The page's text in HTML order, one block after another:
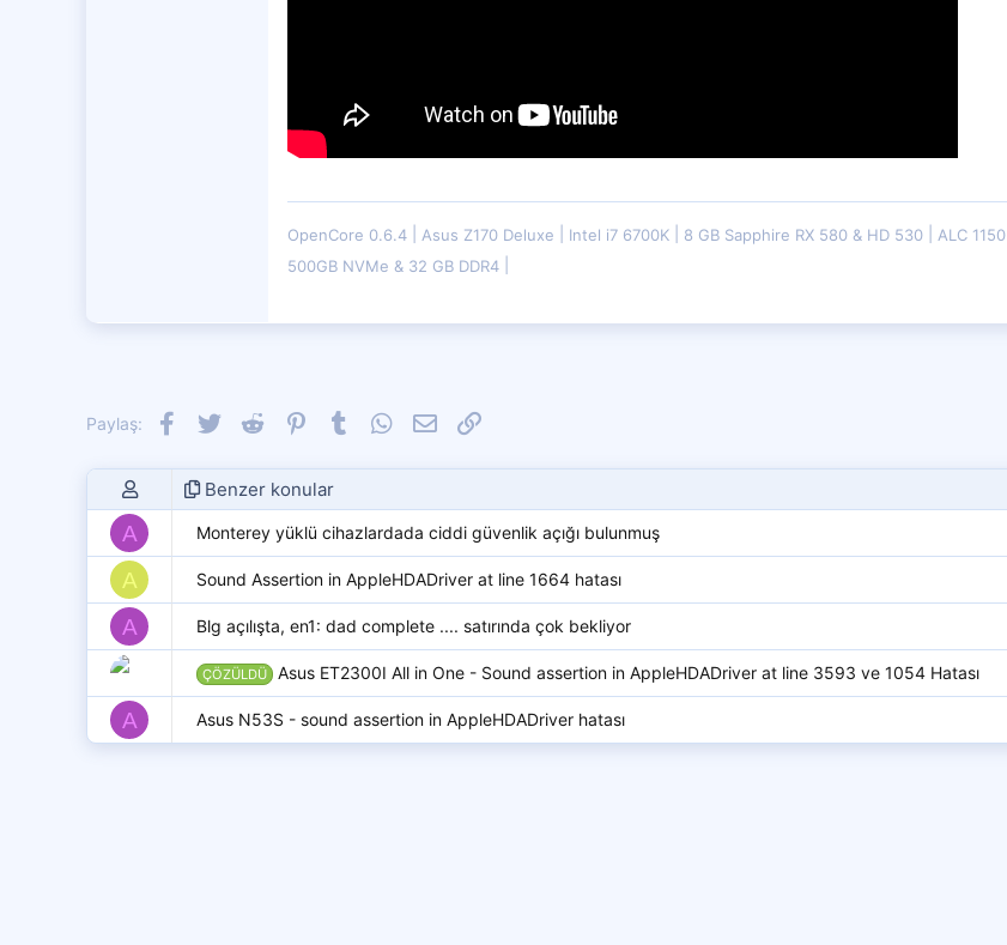
OpenCore 0.6.4 Asus Z170 Deluxe Intel i7 6700K 8 GB Sapphire RX 580 & HD 530 ALC 1150
500GB NVMe & 32 GB DDR4
Paylaş: Facebook
Twitter Reddit PinterestTumblr WhatsApp
E-postaLink
Benzer konular
A Monterey yüklü cihazlardada ciddi güvenlik açığı bulunmuş
A Sound Assertion in AppleHDADriver at line 1664 hatası
A Blg açılışta, en1: dad complete .... satırında çok bekliyor
ÇÖZÜLDÜ Asus ET2300I All in One - Sound assertion in AppleHDADriver at line 3593 ve 1054 Hatası
A Asus N53S - sound assertion in AppleHDADriver hatası